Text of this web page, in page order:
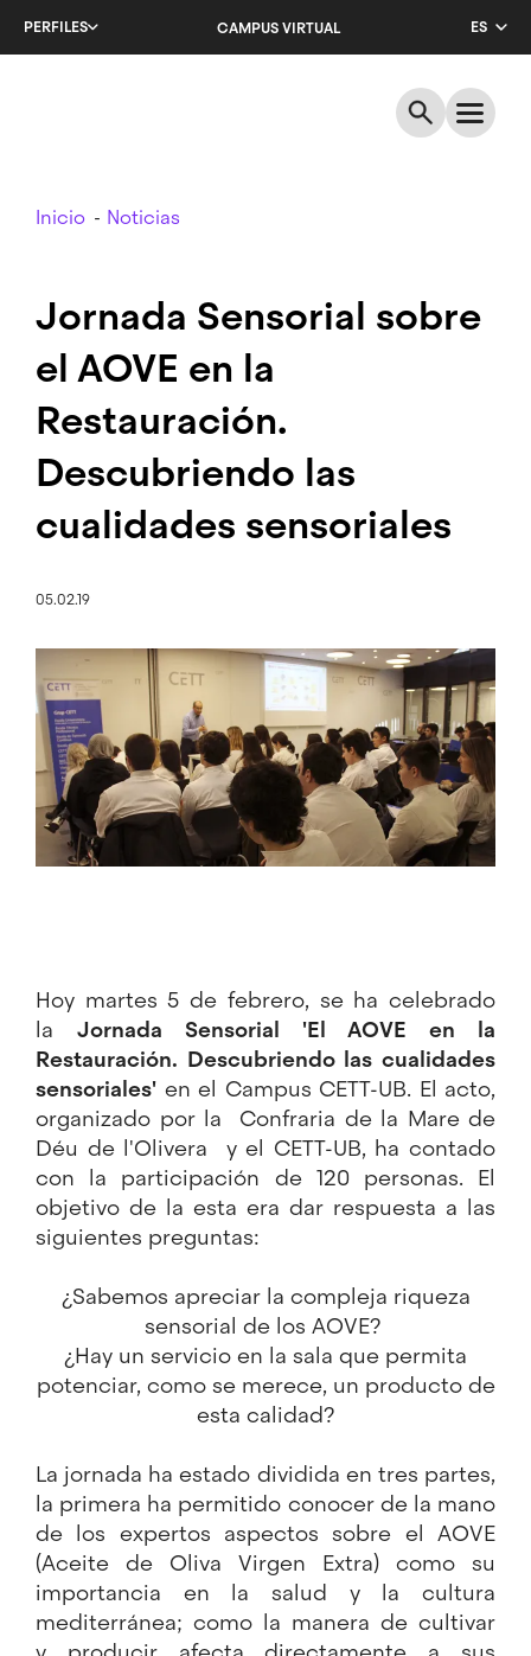
PERFILES CAMPUS VIRTUAL
ES
EN
Breadcrumb
Inicio Noticias
Jornada Sensorial sobre
el AOVE en la
Restauración.
Descubriendo las
cualidades sensoriales
05.02.19
Imagen
Hoy martes 5 de febrero, se ha celebrado
la
Jornada Sensorial 'El AOVE en la
Restauración. Descubriendo las cualidades
sensoriales' en el Campus CETT-UB. El acto,
organizado por la
Confraria de la Mare de
Déu de l'Olivera
y el CETT-UB, ha contado
con la participación de 120 personas. El
objetivo de la esta era dar respuesta a las
siguientes preguntas:
¿Sabemos apreciar la compleja riqueza
sensorial de los AOVE?
¿Hay un servicio en la sala que permita
potenciar, como se merece, un producto de
esta calidad?
La jornada ha estado dividida en tres partes,
la primera ha permitido conocer de la mano
de los expertos aspectos sobre el AOVE
(Aceite de Oliva Virgen Extra) como su
importancia en la salud y la cultura
mediterránea; como la manera de cultivar